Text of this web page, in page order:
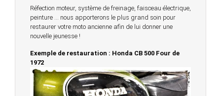
Réfection moteur, système de freinage, faisceau électrique,
peinture … nous apporterons le plus grand soin pour
restaurer votre moto ancienne afin de lui donner une
nouvelle jeunesse !
Exemple de restauration : Honda CB 500 Four de
1972